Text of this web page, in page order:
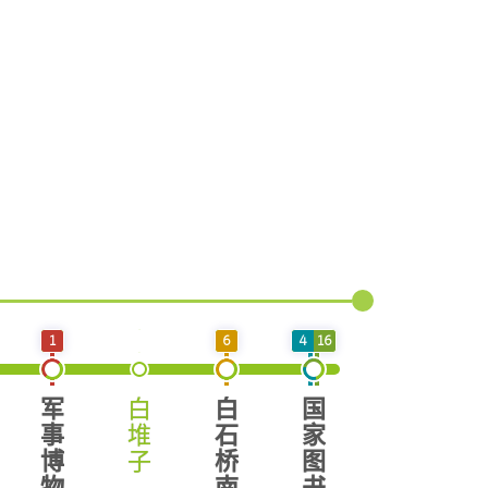
1
军
事
博
白
堆
子
6
白
石
桥
4 16
国
家
图